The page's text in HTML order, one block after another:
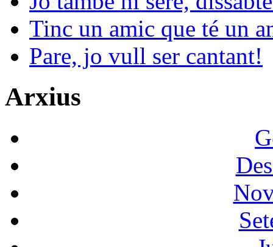
Tinc un amic que té un
Pare, jo vull ser cantant!
Arxius